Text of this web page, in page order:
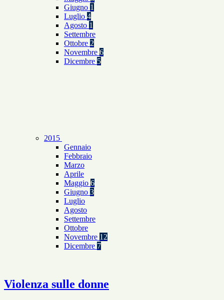
Giugno 1
Luglio 4
Agosto 1
Settembre
Ottobre 2
Novembre 6
Dicembre 5
2015
Gennaio
Febbraio
Marzo
Aprile
Maggio 6
Giugno 3
Luglio
Agosto
Settembre
Ottobre
Novembre 12
Dicembre 7
Violenza sulle donne